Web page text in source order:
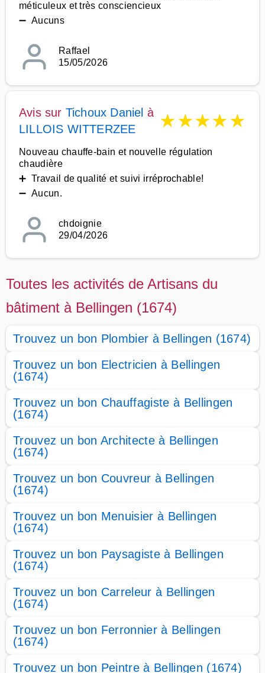
méticuleux et très consciencieux
➖ Aucuns
Raffael
15/05/2026
Avis sur Tichoux Daniel à
LILLOIS WITTERZEE
★★★★★
Nouveau chauffe-bain et nouvelle régulation
chaudière
➕ Travail de qualité et suivi irréprochable!
➖ Aucun.
chdoignie
29/04/2026
Toutes les activités de Artisans du
bâtiment à Bellingen (1674)
Trouvez un bon Plombier à Bellingen (1674)
Trouvez un bon Electricien à Bellingen
(1674)
Trouvez un bon Chauffagiste à Bellingen
(1674)
Trouvez un bon Architecte à Bellingen
(1674)
Trouvez un bon Couvreur à Bellingen
(1674)
Trouvez un bon Menuisier à Bellingen
(1674)
Trouvez un bon Paysagiste à Bellingen
(1674)
Trouvez un bon Carreleur à Bellingen
(1674)
Trouvez un bon Ferronnier à Bellingen
(1674)
Trouvez un bon Peintre à Bellingen (1674)